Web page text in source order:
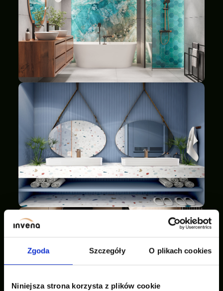
Zgoda Szczegóły O plikach cookies
Niniejsza strona korzysta z plików cookie